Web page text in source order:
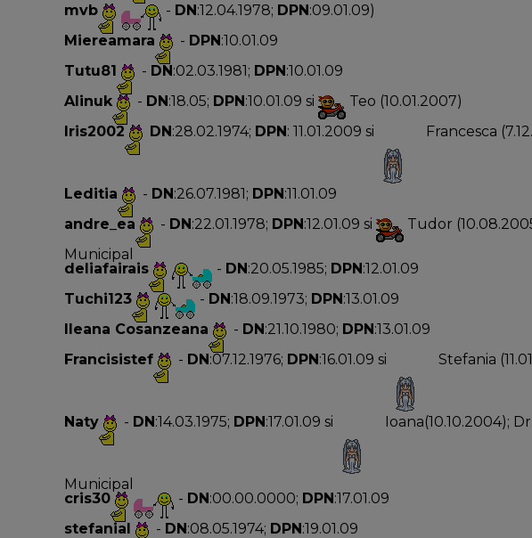
mvb
- DN:12.04.1978; DPN:09.01.09)
Miereamara
- DPN:10.01.09
Tutu81
- DN:02.03.1981; DPN:10.01.09
Alinuk
- DN:18.05; DPN:10.01.09 si
Teo (10.01.2007)
Iris2002
DN:28.02.1974; DPN: 11.01.2009 si Francesca
Leditia - DN:26.07.1981; DPN:11.01.09
andre_ea
- DN:22.01.1978; DPN:12.01.09 si
Tudor
Municipal
deliafairais
- DN:20.05.1985; DPN:12.01.09
Tuchi123
- DN:18.09.1973; DPN:13.01.09
Ileana Cosanzeana
- DN:21.10.1980; DPN:13.01.09
Francisistef
- DN:07.12.1976; DPN:16.01.09 si Stefania
Naty - DN:14.03.1975; DPN:17.01.09 si Ioana(10.10.2004);
Municipal
cris30
- DN:00.00.0000; DPN:17.01.09
stefanial
- DN:08.05.1974; DPN:19.01.09